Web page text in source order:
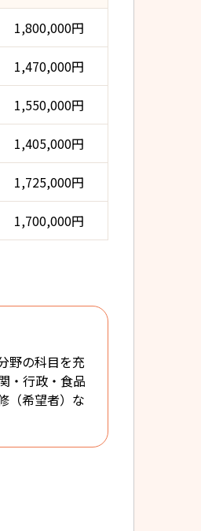
1,800,000円
1,470,000円
1,550,000円
1,405,000円
1,725,000円
1,700,000円
野の科目を充
・行政・食品
（希望者）な